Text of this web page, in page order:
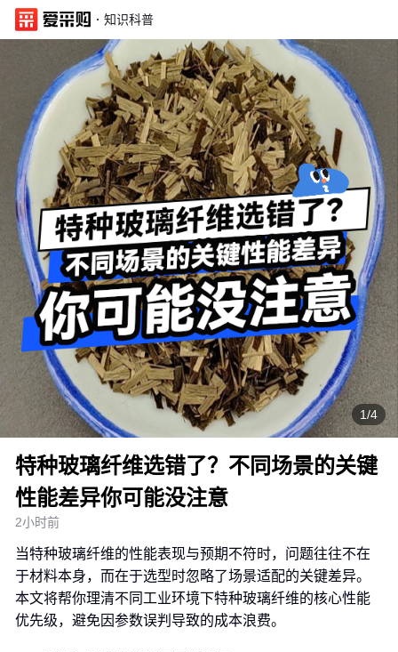
· 知识科普
1/4
特种玻璃纤维选错了？不同场景的关键
性能差异你可能没注意
2小时前
当特种玻璃纤维的性能表现与预期不符时，问题往往不在
于材料本身，而在于选型时忽略了场景适配的关键差异。
本文将帮你理清不同工业环境下特种玻璃纤维的核心性能
优先级，避免因参数误判导致的成本浪费。